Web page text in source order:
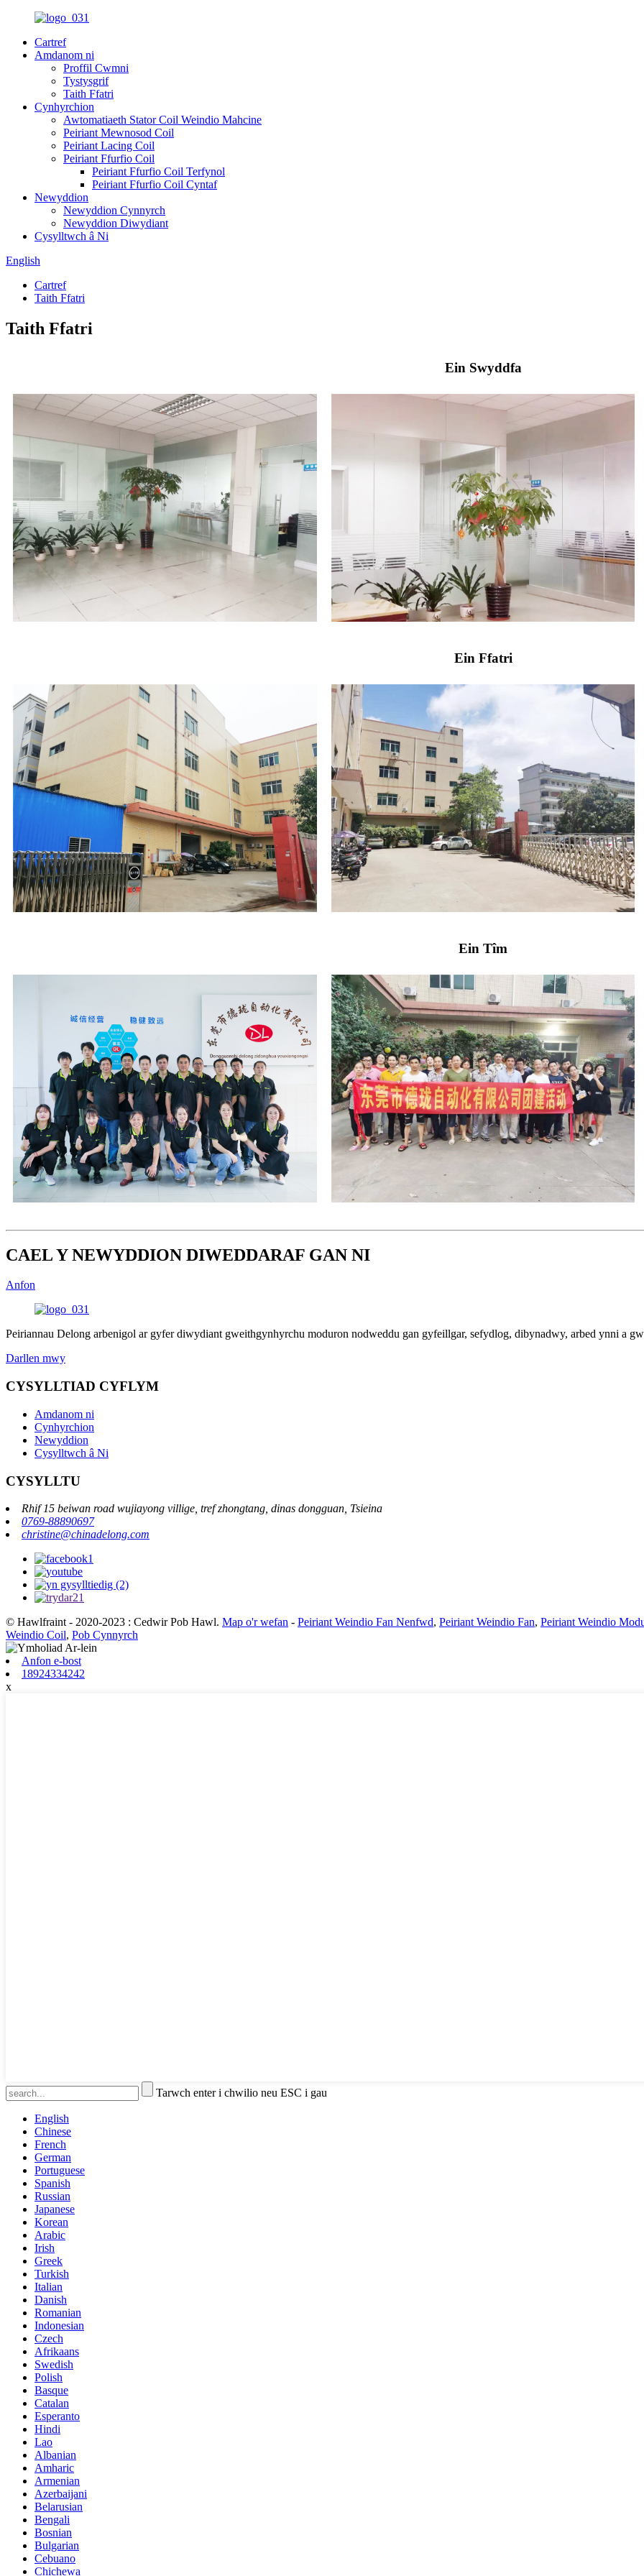
Cartref
Amdanom ni
Proffil Cwmni
Tystysgrif
Taith Ffatri
Cynhyrchion
Awtomatiaeth Stator Coil Weindio Mahcine
Peiriant Mewnosod Coil
Peiriant Lacing Coil
Peiriant Ffurfio Coil
Peiriant Ffurfio Coil Terfynol
Peiriant Ffurfio Coil Cyntaf
Newyddion
Newyddion Cynnyrch
Newyddion Diwydiant
Cysylltwch â Ni
English
Cartref
Taith Ffatri
Taith Ffatri
Ein Swyddfa
Ein Ffatri
Ein Tîm
CAEL Y NEWYDDION DIWEDDARAF GAN NI
Anfon
Peiriannau Delong arbenigol ar gyfer diwydiant gweithgynhyrchu moduron nodweddu gan gyfeillgar, sefydlog, dibynadwy, arbed ynni a
Darllen mwy
CYSYLLTIAD CYFLYM
Amdanom ni
Cynhyrchion
Newyddion
Cysylltwch â Ni
CYSYLLTU
Rhif 15 beiwan road wujiayong villige, tref zhongtang, dinas dongguan, Tsieina
0769-88890697
christine@chinadelong.com
© Hawlfraint - 2020-2023 : Cedwir Pob Hawl. Map o'r wefan - Peiriant Weindio Fan Nenfwd, Peiriant Weindio Fan, Peiriant Weindio
Weindio Coil, Pob Cynnyrch
Anfon e-bost
18924334242
x
Tarwch enter i chwilio neu ESC i gau
English
Chinese
French
German
Portuguese
Spanish
Russian
Japanese
Korean
Arabic
Irish
Greek
Turkish
Italian
Danish
Romanian
Indonesian
Czech
Afrikaans
Swedish
Polish
Basque
Catalan
Esperanto
Hindi
Lao
Albanian
Amharic
Armenian
Azerbaijani
Belarusian
Bengali
Bosnian
Bulgarian
Cebuano
Chichewa